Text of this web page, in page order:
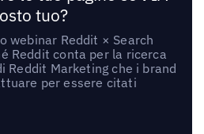
tuo?
webinar Reddit × Search
Reddit conta per la ricerca
Reddit Marketing che i brand
per essere citati